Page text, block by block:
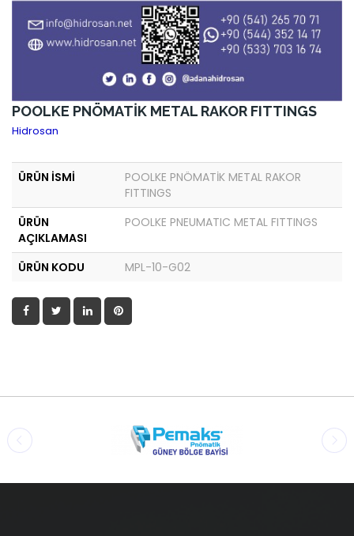
POOLKE PNÖMATİK METAL RAKOR FITTINGS
Hidrosan
ÜRÜN İSMİ
POOLKE PNÖMATİK METAL RAKOR
FITTINGS
ÜRÜN
AÇIKLAMASI
POOLKE PNEUMATIC METAL FITTINGS
ÜRÜN KODU MPL-10-G02